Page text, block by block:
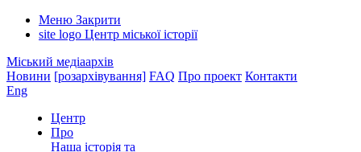
Меню Закрити
site logo Центр міської історії
Міський медіаархів
Новини [розархівування] FAQ Про проект Контакти
Eng
Центр
Про
Наша історія та